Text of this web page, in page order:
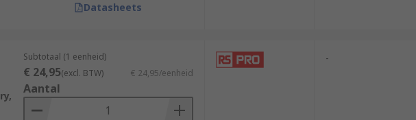
Datasheets
Subtotaal (1 eenheid)
€ 24,95(excl. BTW) € 24,95/eenheid
Aantal
-